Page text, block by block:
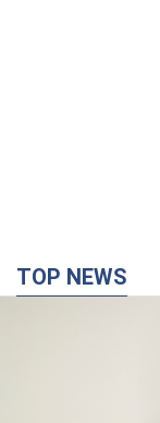
TOP NEWS